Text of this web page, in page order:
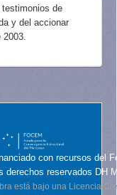
testimonios de
y del accionar
2003.
con recursos del
derechos reservados DH
está bajo una Licencia